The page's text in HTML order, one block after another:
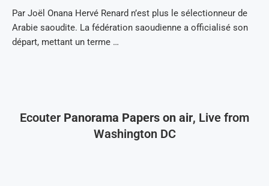
Par Joël Onana Hervé Renard n’est plus le sélectionneur de
Arabie saoudite. La fédération saoudienne a officialisé son
départ, mettant un terme …
Ecouter Panorama Papers on air, Live from
Washington DC